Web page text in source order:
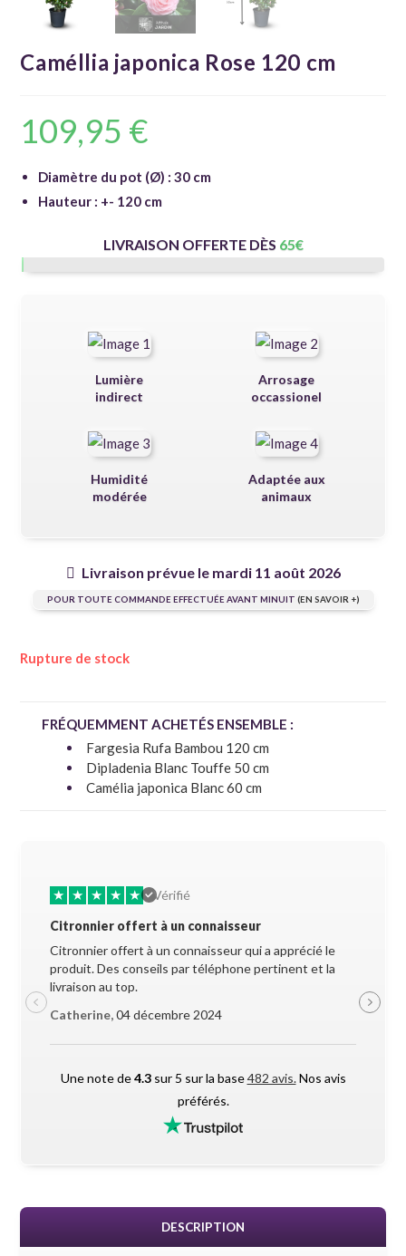
Caméllia japonica Rose 120 cm
109,95 €
Diamètre du pot (Ø) : 30 cm
Hauteur : +- 120 cm
LIVRAISON OFFERTE DÈS 65€
Lumière
indirect
Arrosage
occassionel
Humidité
modérée
Adaptée aux
animaux
Livraison prévue le mardi 11 août 2026
POUR TOUTE COMMANDE EFFECTUÉE AVANT MINUIT (EN SAVOIR +)
Rupture de stock
FRÉQUEMMENT ACHETÉS ENSEMBLE :
Fargesia Rufa Bambou 120 cm
Dipladenia Blanc Touffe 50 cm
Camélia japonica Blanc 60 cm
★ ★ ★ ★ ★
Vérifié
Citronnier offert à un connaisseur
Citronnier offert à un connaisseur qui a apprécié le
produit. Des conseils par téléphone pertinent et la
livraison au top.
Catherine,04 décembre 2024
Une note de4.3sur 5 sur la base482 avis.Nos avis
préférés.
DESCRIPTION